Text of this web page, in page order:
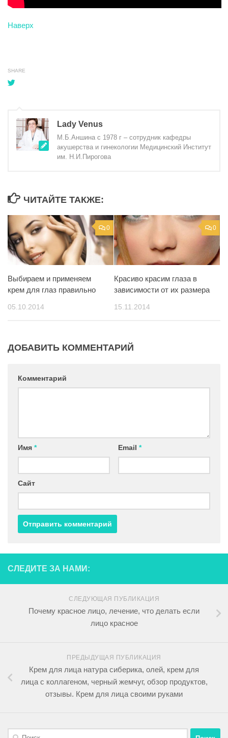
Наверх
SHARE
Lady Venus
М.Б.Аншина с 1978 г – сотрудник кафедры
акушерства и гинекологии Медицинский Институт
им. Н.И.Пирогова
ЧИТАЙТЕ ТАКЖЕ:
0
Выбираем и применяем
крем для глаз правильно
05.10.2014
0
Красиво красим глаза в
зависимости от их размера
15.11.2014
ДОБАВИТЬ КОММЕНТАРИЙ
Комментарий
Имя * Email *
Сайт
СЛЕДИТЕ ЗА НАМИ:
СЛЕДУЮЩАЯ ПУБЛИКАЦИЯ
Почему красное лицо, лечение, что делать если
лицо красное
ПРЕДЫДУЩАЯ ПУБЛИКАЦИЯ
Крем для лица натура сиберика, олей, крем для
лица с коллагеном, черный жемчуг, обзор продуктов,
отзывы. Крем для лица своими руками